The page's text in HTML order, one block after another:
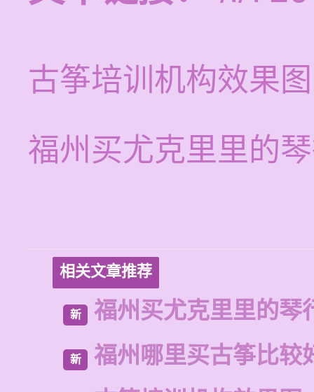
古筝培训机构效果图
福州买尤克里里的
相关文章推荐
新 福州买尤克里里的琴
新
福州哪里买古筝比较